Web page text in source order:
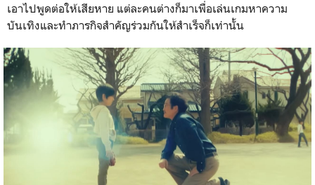
เอาไปพูดต่อให้เสียหาย แต่ละคนต่างก็มาเพื่อเล่นเกมหาความ
บันเทิงและทำภารกิจสำคัญร่วมกันให้สำเร็จก็เท่านั้น